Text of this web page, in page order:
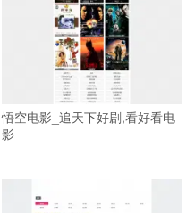
悟空电影_追天下好剧,看好看电
影